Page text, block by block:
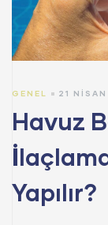
GENEL 21
Havuz
Yapılır?